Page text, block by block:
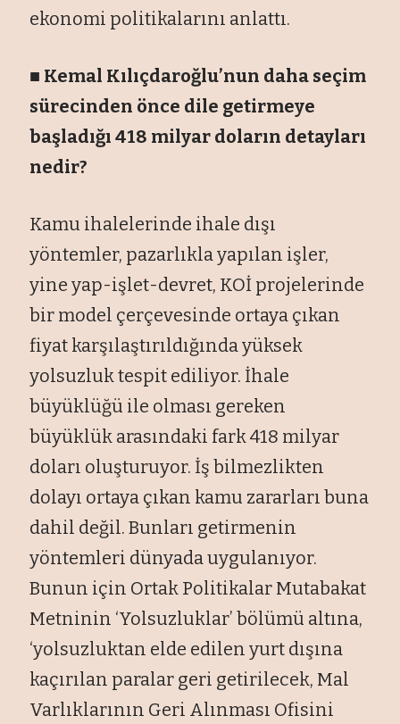
ekonomi politikalarını anlattı.
■ Kemal Kılıçdaroğlu’nun daha seçim
sürecinden önce dile getirmeye
başladığı 418 milyar doların detayları
nedir?
Kamu ihalelerinde ihale dışı
yöntemler, pazarlıkla yapılan işler,
yine yap-işlet-devret, KOİ projelerinde
bir model çerçevesinde ortaya çıkan
fiyat karşılaştırıldığında yüksek
yolsuzluk tespit ediliyor. İhale
büyüklüğü ile olması gereken
büyüklük arasındaki fark 418 milyar
doları oluşturuyor. İş bilmezlikten
dolayı ortaya çıkan kamu zararları buna
dahil değil. Bunları getirmenin
yöntemleri dünyada uygulanıyor.
Bunun için Ortak Politikalar Mutabakat
Metninin ‘Yolsuzluklar’ bölümü altına,
‘yolsuzluktan elde edilen yurt dışına
kaçırılan paralar geri getirilecek, Mal
Varlıklarının Geri Alınması Ofisini